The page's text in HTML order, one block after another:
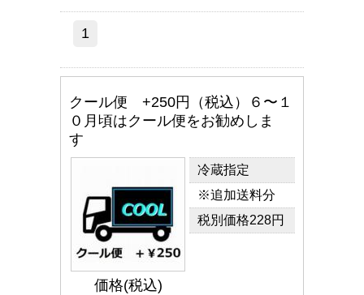
1
クール便 +250円（税込）６〜１
０月頃はクール便をお勧めしま
す
価格(税込)
冷蔵指定
※追加送料分
税別価格228円